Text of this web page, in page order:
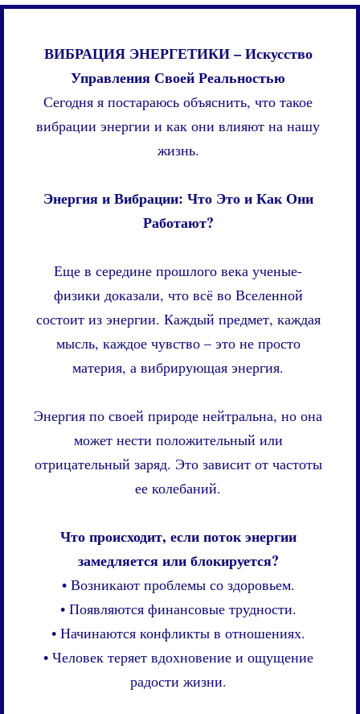
ВИБРАЦИЯ ЭНЕРГЕТИКИ – Искусство
Управления Своей Реальностью
Сегодня я постараюсь объяснить, что такое
вибрации энергии и как они влияют на нашу
жизнь.
Энергия и Вибрации: Что Это и Как Они
Работают?
Еще в середине прошлого века ученые-
физики доказали, что всё во Вселенной
состоит из энергии. Каждый предмет, каждая
мысль, каждое чувство – это не просто
материя, а вибрирующая энергия.
Энергия по своей природе нейтральна, но она
может нести положительный или
отрицательный заряд. Это зависит от частоты
ее колебаний.
Что происходит, если поток энергии
замедляется или блокируется?
• Возникают проблемы со здоровьем.
• Появляются финансовые трудности.
• Начинаются конфликты в отношениях.
• Человек теряет вдохновение и ощущение
радости жизни.